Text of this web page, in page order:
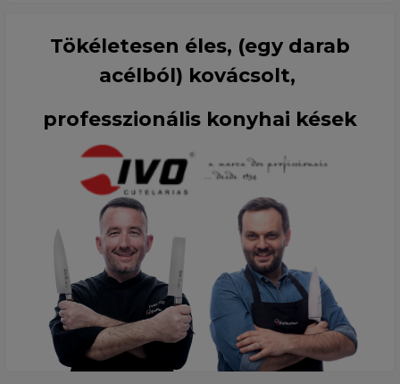
Tökéletesen éles, (egy darab
acélból) kovácsolt,
professzionális konyhai kések